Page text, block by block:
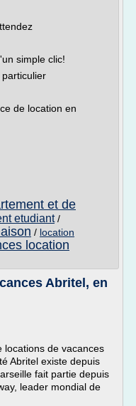
simple clic!
de location en
et de
etudiant/
/ location
location
Abritel, en
locations de vacances
Abritel existe depuis
fait partie depuis
leader mondial de